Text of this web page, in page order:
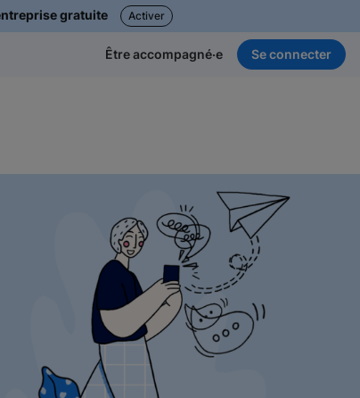
gratuite Activer
Être accompagné·e Se connecter